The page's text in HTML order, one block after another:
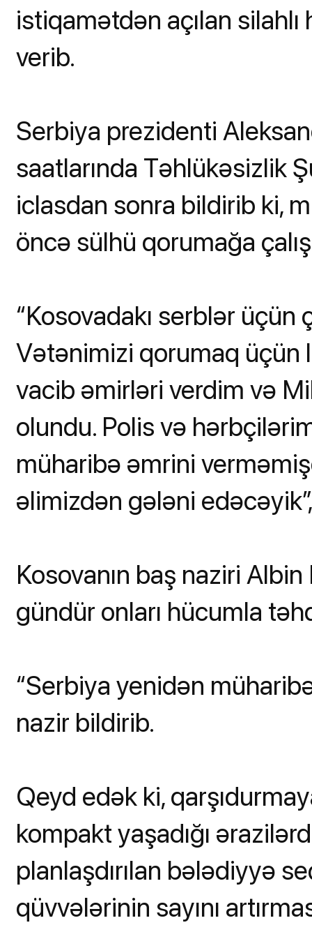
istiqamətdən açılan
verib.
Serbiya prezidenti
saatlarında Təhlükəsizlik
iclasdan sonra bildirib ki,
öncə sülhü qorumağa
“Kosovadakı serblər
Vətənimizi qorumaq üçün
vacib əmirləri verdim və
olundu. Polis və
müharibə əmrini
əlimizdən gələni
Kosovanın baş naziri
gündür onları hücumla
“Serbiya yenidən
nazir bildirib.
Qeyd edək ki,
kompakt yaşadığı
planlaşdırılan bələdiyyə
qüvvələrinin sayını